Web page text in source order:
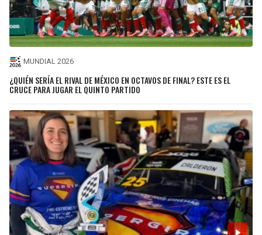
MUNDIAL 2026
¿QUIÉN SERÍA EL RIVAL DE MÉXICO EN OCTAVOS DE FINAL? ESTE ES EL
CRUCE PARA JUGAR EL QUINTO PARTIDO